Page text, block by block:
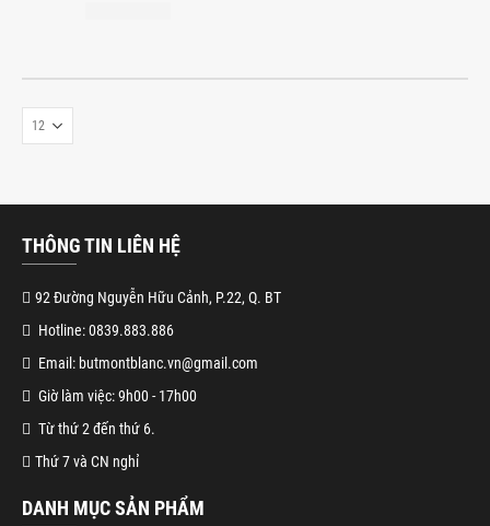
THÔNG TIN LIÊN HỆ
92 Đường Nguyễn Hữu Cảnh, P.22, Q. BT
Hotline: 0839.883.886
Email: butmontblanc.vn@gmail.com
Giờ làm việc: 9h00 - 17h00
Từ thứ 2 đến thứ 6.
Thứ 7 và CN nghỉ
DANH MỤC SẢN PHẨM